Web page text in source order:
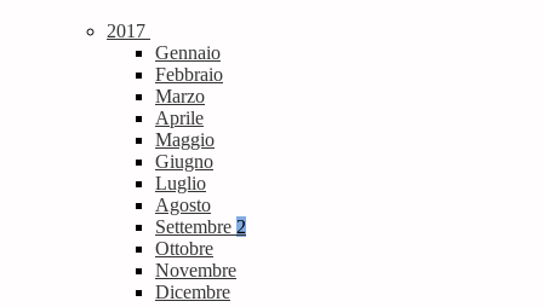
2017
Gennaio
Febbraio
Marzo
Aprile
Maggio
Giugno
Luglio
Agosto
Settembre 2
Ottobre
Novembre
Dicembre